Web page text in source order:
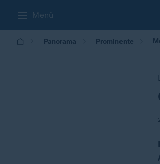
Menü
Panorama Prominente